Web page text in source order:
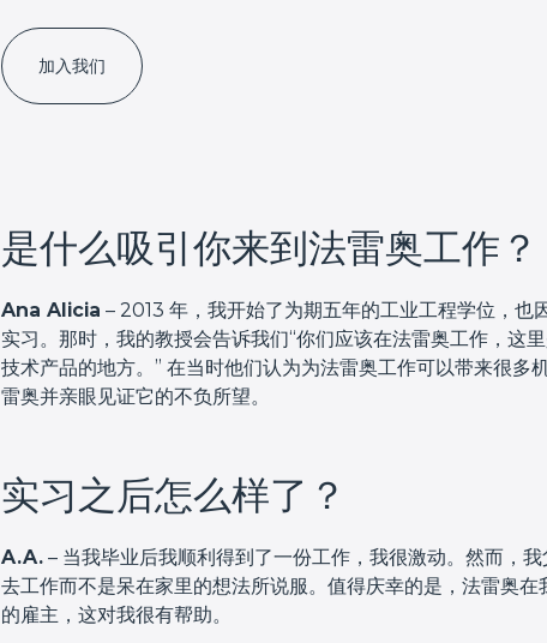
加入我们
是什么吸引你来到法雷奥工作？
Ana Alicia – 2013 年，我开始了为期五年的工业工程学位，也
实习。那时，我的教授会告诉我们“你们应该在法雷奥工作，这
技术产品的地方。” 在当时他们认为为法雷奥工作可以带来很多
雷奥并亲眼见证它的不负所望。
实习之后怎么样了？
A.A. – 当我毕业后我顺利得到了一份工作，我很激动。然而，
去工作而不是呆在家里的想法所说服。值得庆幸的是，法雷奥在
的雇主，这对我很有帮助。